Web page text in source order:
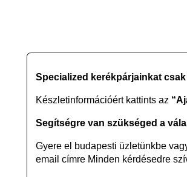
Specialized kerékpárjainkat
Készletinformációért kattints az
Segítségre van szükséged a
Gyere el budapesti üzletünkbe
email címre Minden kérdésedre